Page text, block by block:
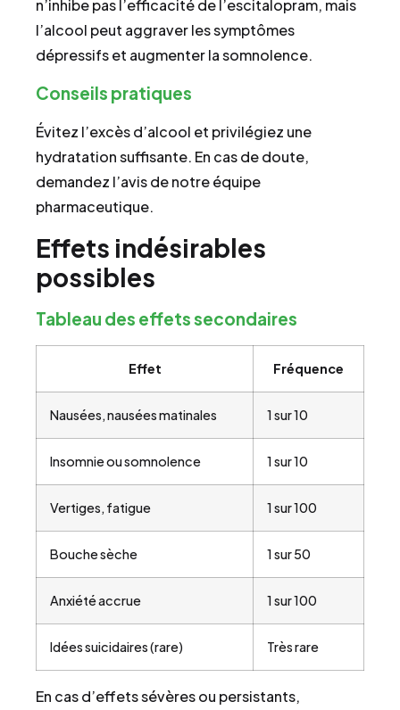
n’inhibe pas l’efficacité de l’escitalopram, mais
l’alcool peut aggraver les symptômes
dépressifs et augmenter la somnolence.
Conseils pratiques
Évitez l’excès d’alcool et privilégiez une
hydratation suffisante. En cas de doute,
demandez l’avis de notre équipe
pharmaceutique.
Effets indésirables
possibles
Tableau des effets secondaires
Effet Fréquence
Nausées, nausées matinales 1 sur 10
Insomnie ou somnolence 1 sur 10
Vertiges, fatigue 1 sur 100
Bouche sèche 1 sur 50
Anxiété accrue 1 sur 100
Idées suicidaires (rare) Très rare
En cas d’effets sévères ou persistants,